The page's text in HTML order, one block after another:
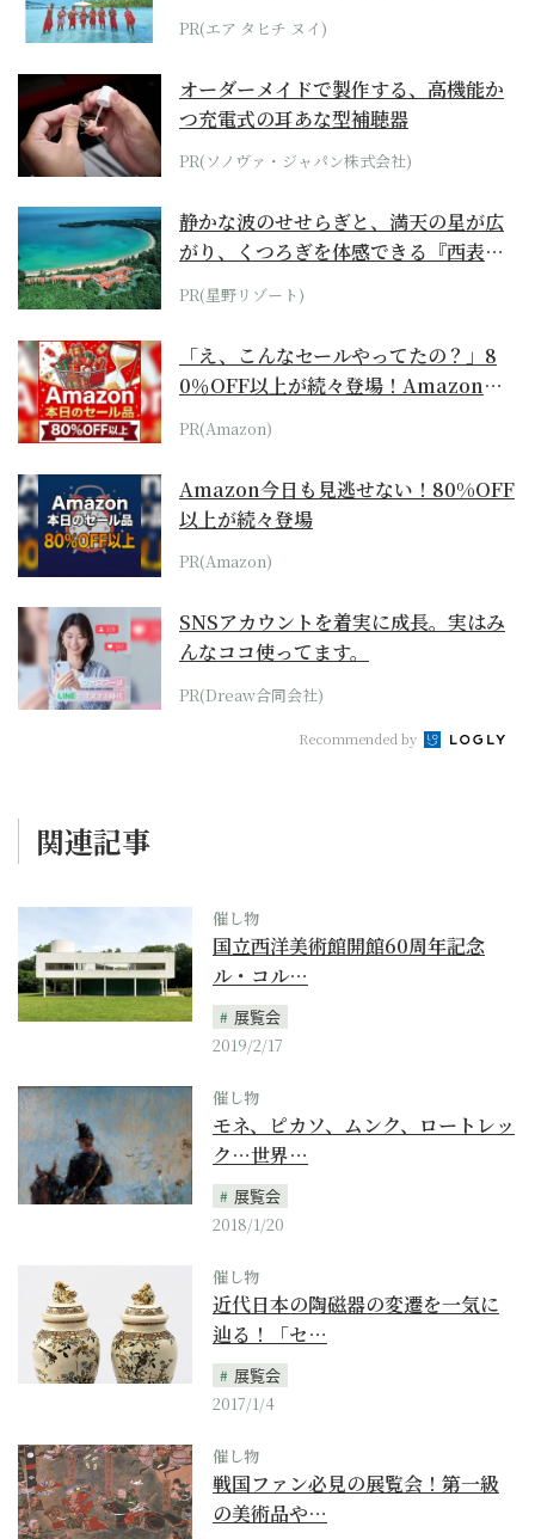
らみえてくる...
PR(エア タヒチ ヌイ)
オーダーメイドで製作する、高機能か
つ充電式の耳あな型補聴器
PR(ソノヴァ・ジャパン株式会社)
静かな波のせせらぎと、満天の星が広
がり、くつろぎを体感できる『西表島
ホテル by...
PR(星野リゾート)
「え、こんなセールやってたの？」8
0％OFF以上が続々登場！Amazonの
本気が...
PR(Amazon)
Amazon今日も見逃せない！80%OFF
以上が続々登場
PR(Amazon)
SNSアカウントを着実に成長。実はみ
んなココ使ってます。
PR(Dreaw合同会社)
Recommended by
関連記事
催し物
国立西洋美術館開館60周年記念
ル・コル…
展覧会
2019/2/17
催し物
モネ、ピカソ、ムンク、ロートレッ
ク…世界…
展覧会
2018/1/20
催し物
近代日本の陶磁器の変遷を一気に
辿る！「セ…
展覧会
2017/1/4
催し物
戦国ファン必見の展覧会！第一級
の美術品や…